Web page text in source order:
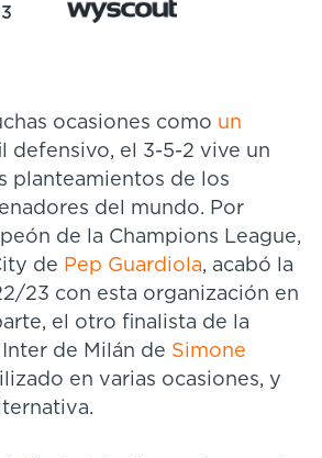
ocasiones como un
defensivo, el 3-5-2 vive un
planteamientos de los
del mundo. Por
de la Champions League,
de Pep Guardiola, acabó la
23 con esta organización en
el otro finalista de la
de Milán de Simone
en varias ocasiones, y